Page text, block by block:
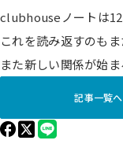
clubhouseノートは
これを読み返すのも
また新しい関係が始
記事一覧へ